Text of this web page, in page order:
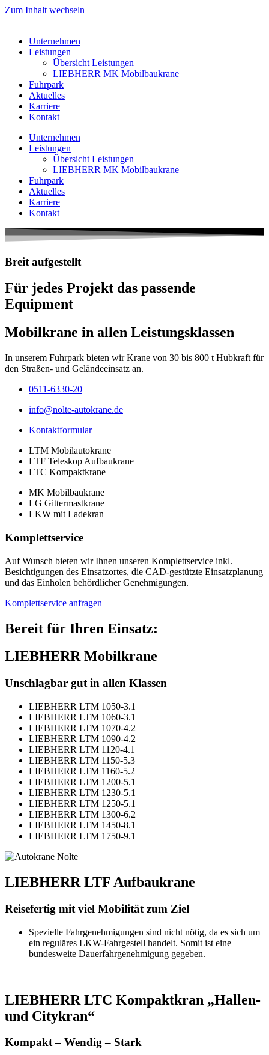
Zum Inhalt wechseln
Unternehmen
Leistungen
Übersicht Leistungen
LIEBHERR MK Mobilbaukrane
Fuhrpark
Aktuelles
Karriere
Kontakt
Unternehmen
Leistungen
Übersicht Leistungen
LIEBHERR MK Mobilbaukrane
Fuhrpark
Aktuelles
Karriere
Kontakt
Breit aufgestellt
Für jedes Projekt das passende
Equipment
Mobilkrane in allen Leistungs­klassen
In unserem Fuhrpark bieten wir Krane von 30 bis 800 t Hubkraft für
den Straßen- und Geländeeinsatz an.
0511-6330-20
info@nolte-autokrane.de
Kontaktformular
LTM Mobilautokrane
LTF Teleskop Aufbaukrane
LTC Kompaktkrane
MK Mobilbaukrane
LG Gittermastkrane
LKW mit Ladekran
Komplettservice
Auf Wunsch bieten wir Ihnen unseren Komplettservice inkl.
Besichtigungen des Einsatzortes, die CAD-gestützte Einsatzplanung
und das Einholen behördlicher Genehmigungen.
Komplettservice anfragen
Bereit für Ihren Einsatz:
LIEBHERR Mobilkrane
Unschlagbar gut in allen Klassen
LIEBHERR LTM 1050-3.1
LIEBHERR LTM 1060-3.1
LIEBHERR LTM 1070-4.2
LIEBHERR LTM 1090-4.2
LIEBHERR LTM 1120-4.1
LIEBHERR LTM 1150-5.3
LIEBHERR LTM 1160-5.2
LIEBHERR LTM 1200-5.1
LIEBHERR LTM 1230-5.1
LIEBHERR LTM 1250-5.1
LIEBHERR LTM 1300-6.2
LIEBHERR LTM 1450-8.1
LIEBHERR LTM 1750-9.1
LIEBHERR LTF Aufbaukrane
Reisefertig mit viel Mobilität zum Ziel
Spezielle Fahrgenehmigungen sind nicht nötig, da es sich um
ein reguläres LKW-Fahrgestell handelt. Somit ist eine
bundesweite Dauerfahrgenehmigung gegeben.
LIEBHERR LTC Kompaktkran „Hallen-
und Citykran“
Kompakt – Wendig – Stark